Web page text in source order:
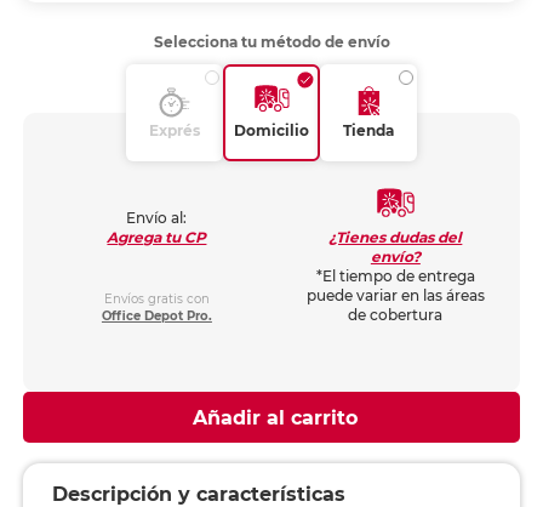
Selecciona tu método de envío
Exprés Domicilio Tienda
Envío al:
Agrega tu CP
Envíos gratis con
Office Depot Pro.
¿Tienes dudas del
envío?
*El tiempo de entrega
puede variar en las áreas
de cobertura
Añadir al carrito
Descripción y características